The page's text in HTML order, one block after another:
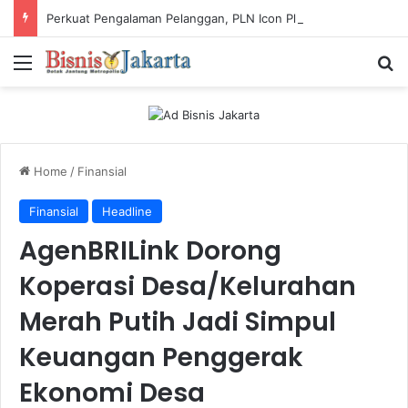
Menu
Home / Finansial
Finansial Headline
AgenBRILink Dorong
Koperasi Desa/Kelurahan
Merah Putih Jadi Simpul
Keuangan Penggerak
Ekonomi Desa